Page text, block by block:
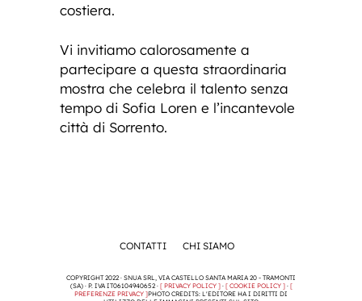
costiera.
Vi invitiamo calorosamente a
partecipare a questa straordinaria
mostra che celebra il talento senza
tempo di Sofia Loren e l’incantevole
città di Sorrento.
CONTATTI CHI SIAMO
COPYRIGHT 2022 · SNUA SRL, VIA CASTELLO SANTA MARIA 20 - TRAMONTI
(SA) · P. IVA IT06104940652 · [ PRIVACY POLICY ]· [ COOKIE POLICY ]· [
PREFERENZE PRIVACY ]PHOTO CREDITS: L'EDITORE HA I DIRITTI DI